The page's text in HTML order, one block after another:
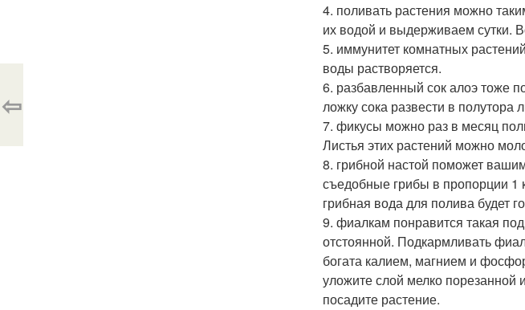
4. поливать растения можно
их водой и выдерживаем сутки.
5. иммунитет комнатных
воды растворяется.
6. разбавленный сок алоэ тоже
ложку сока развести в полутора
7. фикусы можно раз в месяц
Листья этих растений можно
8. грибной настой поможет
съедобные грибы в пропорции 1
грибная вода для полива будет
9. фиалкам понравится такая
отстоянной. Подкармливать
богата калием, магнием и
уложите слой мелко порезанной
посадите растение.
⇦